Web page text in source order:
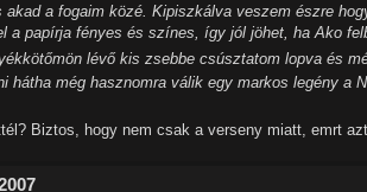
akad a fogaim közé. Kipiszkálva veszem észre
a papírja fényes és színes, így jól jöhet, ha Ako
lévő kis zsebbe csúsztatom lopva és
hátha még hasznomra válik egy markos legény a
Biztos, hogy nem csak a verseny miatt, emrt